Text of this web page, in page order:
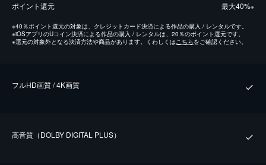
ポイント還元 最⼤40%※
※40％ポイント還元の対象は、クレジットカード決済による作品の購入 / レンタルです。
※iOSアプリのUコイン決済による作品の購入 / レンタルは、20％のポイント還元です。
※還元の対象外となる決済方法や商品があります。くわしくはこちらをご確認ください。
フルHD画質 / 4K画質
⾼⾳質（DOLBY DIGITAL PLUS）